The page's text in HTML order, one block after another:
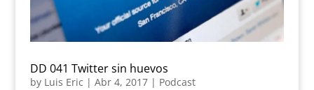
DD 041 Twitter sin huevos
by Luis Eric | Abr 4, 2017| Podcast